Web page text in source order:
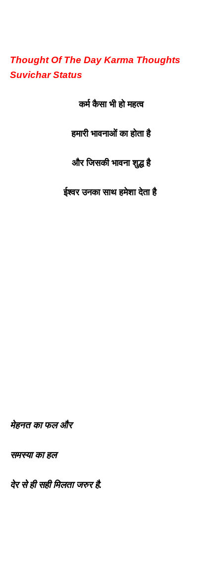
Thought Of The Day Karma Thoughts
Suvichar Status
कर्म कैसा भी हो महत्व
हमारी भावनाओं का होता है
और जिसकी भावना शुद्ध है
ईश्वर उनका साथ हमेशा देता है
मेहनत का फल और
समस्या का हल
देर से ही सही मिलता जरुर है.